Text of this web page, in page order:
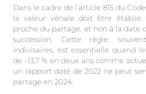
Dans le cadre de l’article 815 du
la valeur vénale doit être
proche du partage, et non à la date
succession. Cette règle,
indivisaires, est essentielle quand
de -13,7 % en deux ans comme
un rapport daté de 2022 ne peut
partage en 2024.